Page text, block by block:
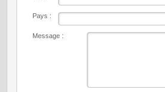
Pays :
Message :